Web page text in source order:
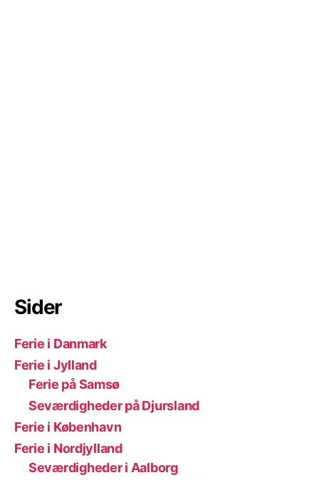
Sider
Ferie i Danmark
Ferie i Jylland
Ferie på Samsø
Seværdigheder på Djursland
Ferie i København
Ferie i Nordjylland
Seværdigheder i Aalborg